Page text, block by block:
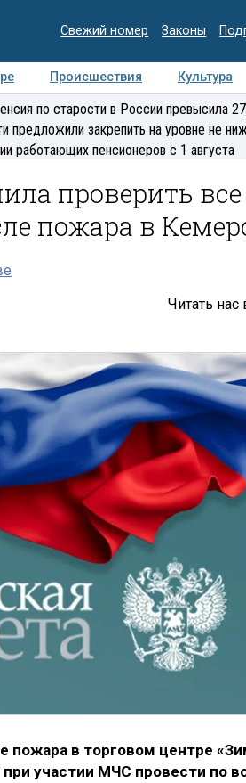
Свежий номер Законы
Происшествия Культура
Медиацентр Интервью
по старости в России превысила
предложили закрепить на уровне не
работающих пенсионеров с 1 августа
проверить
пожара в
Читать нас
пожара в торговом центре
участии МЧС провести по